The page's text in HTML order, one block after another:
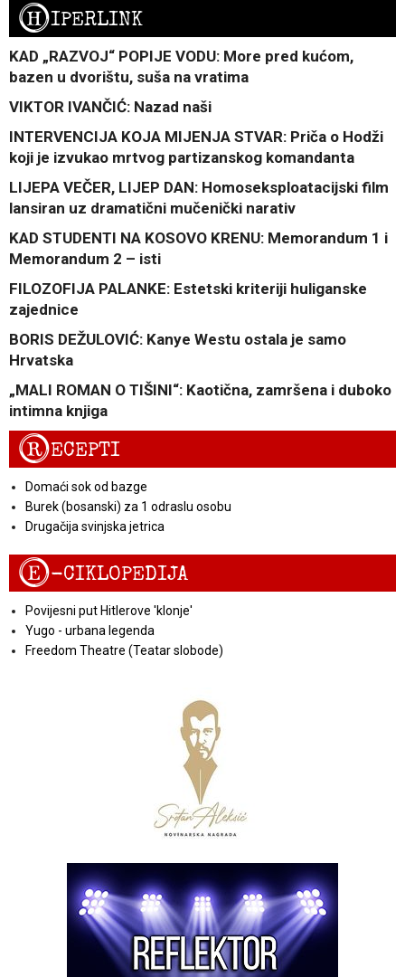
HIPERLINK
KAD „RAZVOJ“ POPIJE VODU: More pred kućom,
bazen u dvorištu, suša na vratima
VIKTOR IVANČIĆ: Nazad naši
INTERVENCIJA KOJA MIJENJA STVAR: Priča o Hodži
koji je izvukao mrtvog partizanskog komandanta
LIJEPA VEČER, LIJEP DAN: Homoseksploatacijski film
lansiran uz dramatični mučenički narativ
KAD STUDENTI NA KOSOVO KRENU: Memorandum 1 i
Memorandum 2 – isti
FILOZOFIJA PALANKE: Estetski kriteriji huliganske
zajednice
BORIS DEŽULOVIĆ: Kanye Westu ostala je samo
Hrvatska
„MALI ROMAN O TIŠINI“: Kaotična, zamršena i duboko
intimna knjiga
RECEPTI
Domaći sok od bazge
Burek (bosanski) za 1 odraslu osobu
Drugačija svinjska jetrica
E-CIKLOPEDIJA
Povijesni put Hitlerove 'klonje'
Yugo - urbana legenda
Freedom Theatre (Teatar slobode)